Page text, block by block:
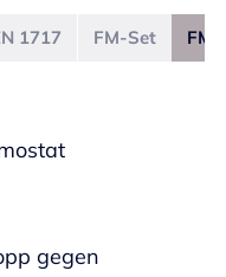
gegen
1717 FM-Set FM-